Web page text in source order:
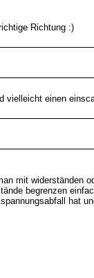
Richtung :)
einen
mit widerständen
begrenzen
hat